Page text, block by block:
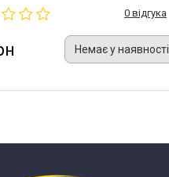
Ariston, Whirlpool.
0 відгука
Немає у наявності